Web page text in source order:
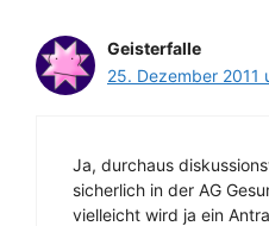
Geisterfalle
25. Dezember 2011
Ja, durchaus
sicherlich in der AG
vielleicht wird ja ein